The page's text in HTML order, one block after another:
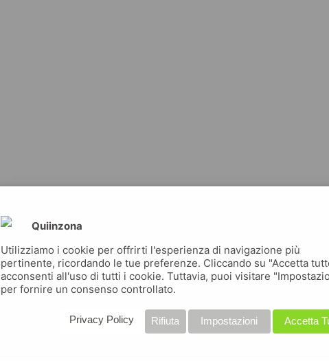
Quiinzona
Utilizziamo i cookie per offrirti l'esperienza di navigazione più
pertinente, ricordando le tue preferenze. Cliccando su "Accetta
acconsenti all'uso di tutti i cookie. Tuttavia, puoi visitare
per fornire un consenso controllato.
Accetta
Impostazioni
Rifiuta
Privacy Policy